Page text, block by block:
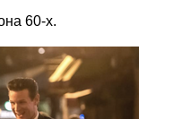
60-х.